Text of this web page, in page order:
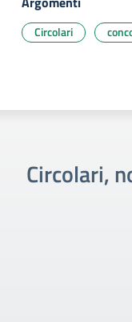
Circolari
Circolari,